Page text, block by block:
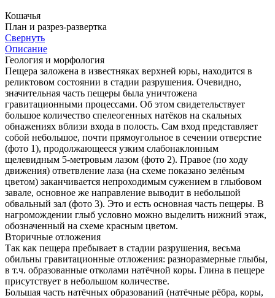
Кошачья
План и разрез-развертка
Свернуть
Описание
Геология и морфология
Пещера заложена в известняках верхней юры, находится в
реликтовом состоянии в стадии разрушения. Очевидно,
значительная часть пещеры была уничтожена
гравитационными процессами. Об этом свидетельствует
большое количество спелеогенных натёков на скальных
обнажениях вблизи входа в полость. Сам вход представляет
собой небольшое, почти прямоугольное в сечении отверстие
(фото 1), продолжающееся узким слабонаклонным
щелевидным 5-метровым лазом (фото 2). Правое (по ходу
движения) ответвление лаза (на схеме показано зелёным
цветом) заканчивается непроходимым сужением в глыбовом
завале, основное же направление выводит в небольшой
обвальный зал (фото 3). Это и есть основная часть пещеры. В
нагромождении глыб условно можно выделить нижний этаж,
обозначенный на схеме красным цветом.
Вторичные отложения
Так как пещера пребывает в стадии разрушения, весьма
обильны гравитационные отложения: разноразмерные глыбы,
в т.ч. образованные отколами натёчной коры. Глина в пещере
присутствует в небольшом количестве.
Большая часть натёчных образований (натёчные рёбра, коры,